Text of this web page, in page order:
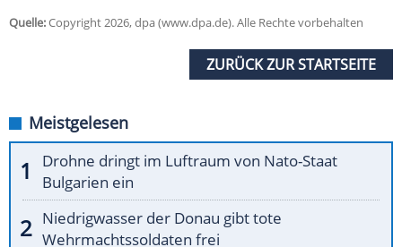
Quelle:Copyright 2026, dpa (www.dpa.de). Alle Rechte vorbehalten
ZURÜCK ZUR STARTSEITE
Meistgelesen
Drohne dringt im Luftraum von Nato-Staat
Bulgarien ein
Niedrigwasser der Donau gibt tote
Wehrmachtssoldaten frei